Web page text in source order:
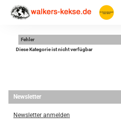
Fehler
Diese Kategorie ist nicht verfügbar
Newsletter
Newsletter anmelden